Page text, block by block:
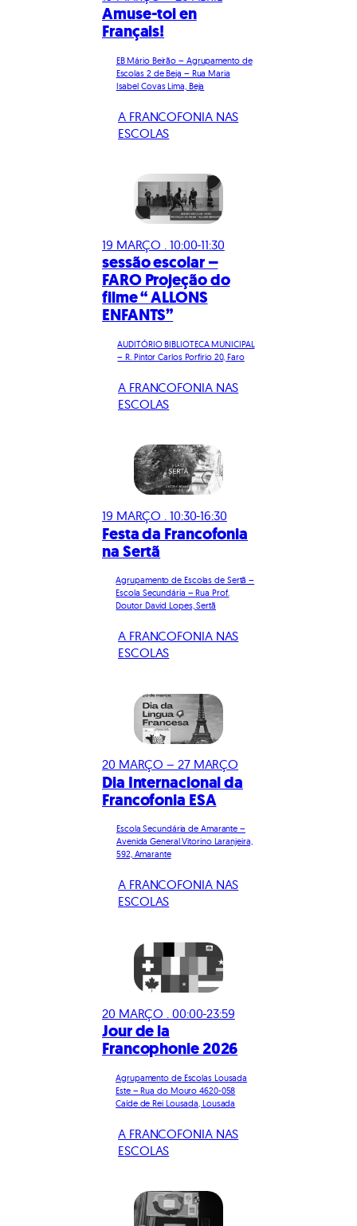
Amuse-toi en
Français!
EB Mário Beirão – Agrupamento de
Escolas 2 de Beja – Rua Maria
Isabel Covas Lima, Beja
A FRANCOFONIA NAS
ESCOLAS
19 MARÇO . 10:00-11:30
sessão escolar –
FARO Projeção do
filme “ ALLONS
ENFANTS”
AUDITÓRIO BIBLIOTECA MUNICIPAL
– R. Pintor Carlos Porfirio 20, Faro
A FRANCOFONIA NAS
ESCOLAS
19 MARÇO . 10:30-16:30
Festa da Francofonia
na Sertã
Agrupamento de Escolas de Sertã –
Escola Secundária – Rua Prof.
Doutor David Lopes, Sertã
A FRANCOFONIA NAS
ESCOLAS
20 MARÇO – 27 MARÇO
Dia Internacional da
Francofonia ESA
Escola Secundária de Amarante –
Avenida General Vitorino Laranjeira,
592, Amarante
A FRANCOFONIA NAS
ESCOLAS
20 MARÇO . 00:00-23:59
Jour de la
Francophonie 2026
Agrupamento de Escolas Lousada
Este – Rua do Mouro 4620-058
Caíde de Rei Lousada, Lousada
A FRANCOFONIA NAS
ESCOLAS